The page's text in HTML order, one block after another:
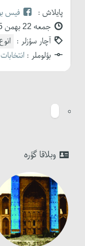
پایلاش : فیس
جمعه 22 بهمن 1395
آچار سؤزلر :
بؤلوملر : انتخابات
وبلاقا گؤره